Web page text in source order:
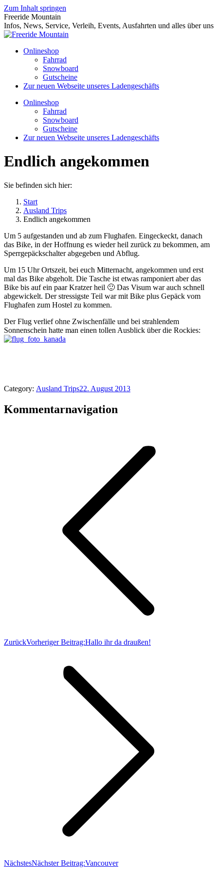
Zum Inhalt springen
Freeride Mountain
Infos, News, Service, Verleih, Events, Ausfahrten und alles über uns
Onlineshop
Fahrrad
Snowboard
Gutscheine
Zur neuen Webseite unseres Ladengeschäfts
Onlineshop
Fahrrad
Snowboard
Gutscheine
Zur neuen Webseite unseres Ladengeschäfts
Endlich angekommen
Sie befinden sich hier:
Start
Ausland Trips
Endlich angekommen
Um 5 aufgestanden und ab zum Flughafen. Eingeckeckt, danach
das Bike, in der Hoffnung es wieder heil zurück zu bekommen, am
Sperrgepäckschalter abgegeben und Abflug.
Um 15 Uhr Ortszeit, bei euch Mitternacht, angekommen und erst
mal das Bike abgeholt. Die Tasche ist etwas ramponiert aber das
Bike bis auf ein paar Kratzer heil 🙂 Das Visum war auch schnell
abgewickelt. Der stressigste Teil war mit Bike plus Gepäck vom
Flughafen zum Hostel zu kommen.
Der Flug verlief ohne Zwischenfälle und bei strahlendem
Sonnenschein hatte man einen tollen Ausblick über die Rockies:
Category: Ausland Trips22. August 2013
Kommentarnavigation
ZurückVorheriger Beitrag:Hallo ihr da draußen!
NächstesNächster Beitrag:Vancouver